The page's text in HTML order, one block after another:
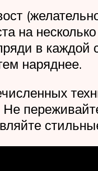
на
в
наряднее.